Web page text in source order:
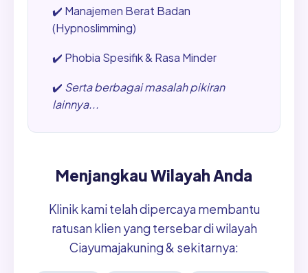
✔️ Manajemen Berat Badan
(Hypnoslimming)
✔️ Phobia Spesifik & Rasa Minder
✔️ Serta berbagai masalah pikiran
lainnya...
Menjangkau Wilayah Anda
Klinik kami telah dipercaya membantu
ratusan klien yang tersebar di wilayah
Ciayumajakuning & sekitarnya: